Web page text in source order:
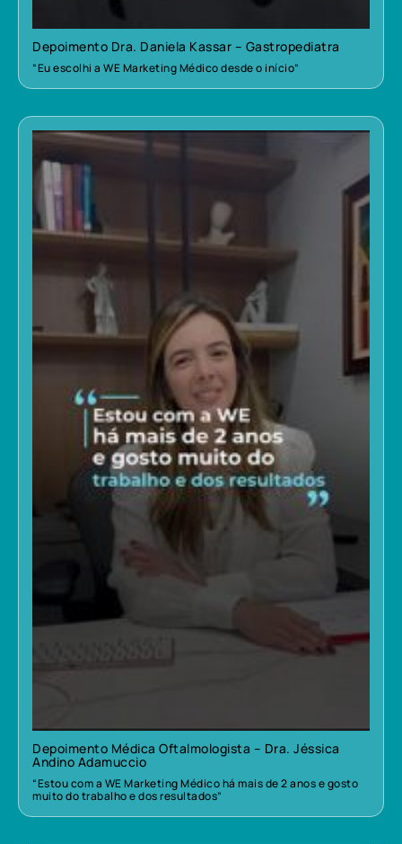
Depoimento Dra. Daniela Kassar – Gastropediatra
“Eu escolhi a WE Marketing Médico desde o início”
Depoimento Médica Oftalmologista – Dra. Jéssica
Andino Adamuccio
“Estou com a WE Marketing Médico há mais de 2 anos e gosto
muito do trabalho e dos resultados”